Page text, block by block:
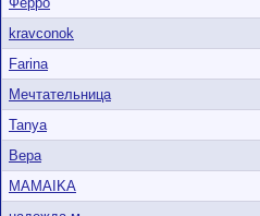
kravconok
Farina
Мечтательница
Tanya
Вера
MAMAIKA